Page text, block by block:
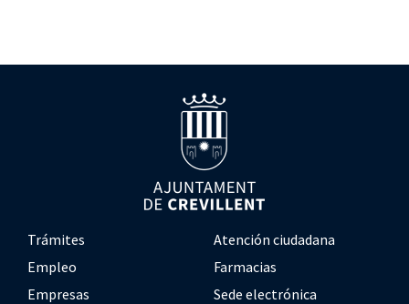
Trámites
Atención ciudadana
Empleo
Farmacias
Empresas
Sede electrónica